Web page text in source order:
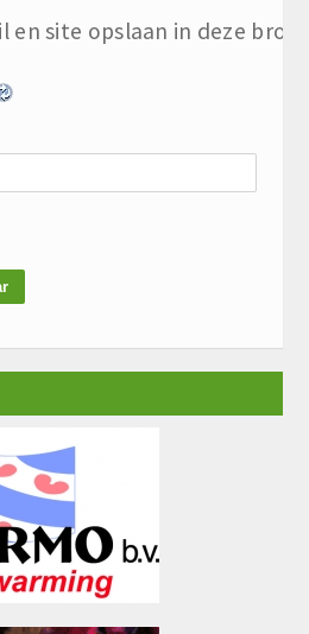
en site opslaan in deze